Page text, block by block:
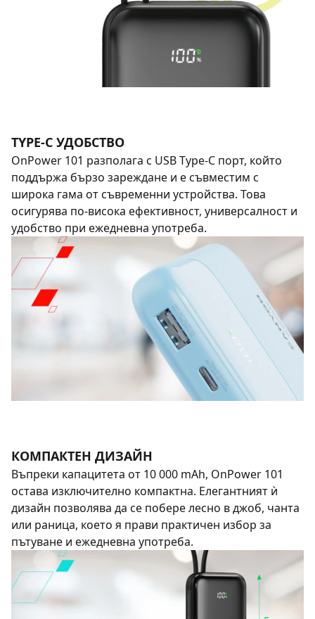
TYPE-C УДОБСТВО
OnPower 101 разполага с USB Type-C порт, който
поддържа бързо зареждане и е съвместим с
широка гама от съвременни устройства. Това
осигурява по-висока ефективност, универсалност и
удобство при ежедневна употреба.
КОМПАКТЕН ДИЗАЙН
Въпреки капацитета от 10 000 mAh, OnPower 101
остава изключително компактна. Елегантният ѝ
дизайн позволява да се побере лесно в джоб, чанта
или раница, което я прави практичен избор за
пътуване и ежедневна употреба.